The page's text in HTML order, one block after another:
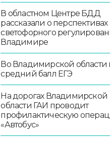
В областном Центре БДД
рассказали о перспективах
светофорного
Владимире
Во Владимирской области
средний балл ЕГЭ
На дорогах Владимирской
области ГАИ проводит
профилактическую
«Автобус»